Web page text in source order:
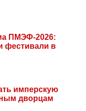
ПМЭФ-2026:
фестивали в
имперскую
дворцам